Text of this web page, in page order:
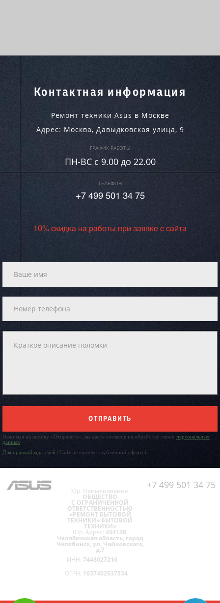
Контактная информация
Ремонт техники Asus в Москве
Адрес: Москва, Давыдковская улица, 9
ГРАФИК РАБОТЫ
ПН-ВC c 9.00 до 22.00
ТЕЛЕФОН
+7 499 501 34 75
10% скидка на работы при заявке с сайта
ОТПРАВИТЬ
Нажимая на кнопку «Отправить», вы даете согласие на обработку своих персональных
данных
Для правообладателей | Сайт не является публичной офертой.
+7 499 501 34 75
Юр. Наименование:
ОБЩЕСТВО
С ОГРАНИЧЕННОЙ
ОТВЕТСТВЕННОСТЬЮ
«РЕМОНТ БЫТОВОЙ
ТЕХНИКИ» БЫТОВОЙ
ТЕХНИКИ»
Юр. Адрес: 454138,
Челябинская область, город
Челябинск, ул. Чайковского,
д.7
ИНН: 7448027216
ОГРН: 1037402537534